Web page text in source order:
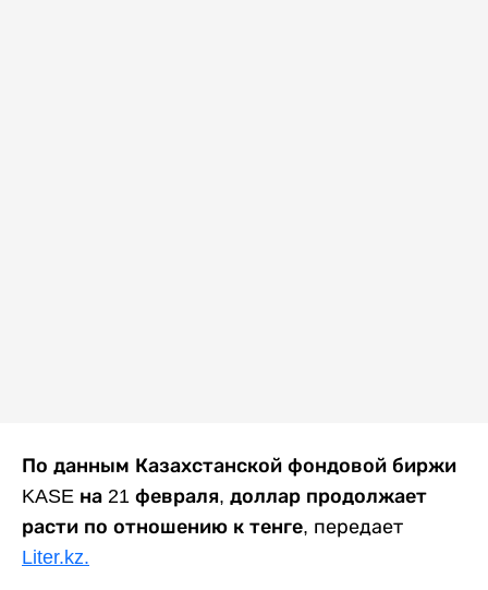
По данным Казахстанской фондовой биржи
KASE на 21 февраля, доллар продолжает
расти по отношению к тенге, передает
Liter.kz.